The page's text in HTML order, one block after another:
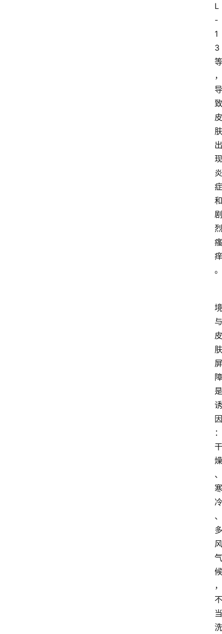
L
-
1
3
等
，
导
致
皮
肤
出
现
炎
症
和
剧
烈
瘙
痒
。
境
与
皮
肤
屏
障
是
诱
因
：
干
燥
、
寒
冷
、
多
风
气
候
，
不
当
洗